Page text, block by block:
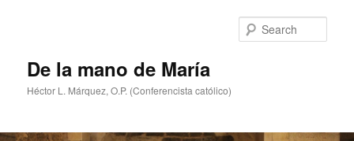
De la mano de María
Héctor L. Márquez, O.P. (Conferencista católico)